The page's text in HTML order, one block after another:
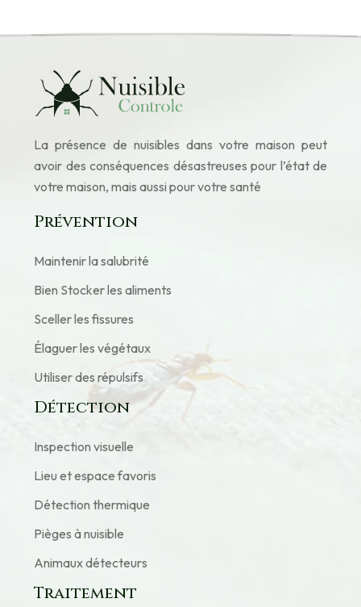
La présence de nuisibles dans votre maison peut
avoir des conséquences désastreuses pour l’état de
votre maison, mais aussi pour votre santé
Prévention
Maintenir la salubrité
Bien Stocker les aliments
Sceller les fissures
Élaguer les végétaux
Utiliser des répulsifs
Détection
Inspection visuelle
Lieu et espace favoris
Détection thermique
Pièges à nuisible
Animaux détecteurs
Traitement